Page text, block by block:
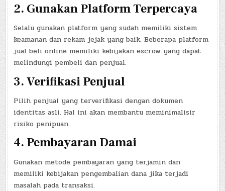
2. Gunakan Platform Terpercaya
Selalu gunakan platform yang sudah memiliki sistem
keamanan dan rekam jejak yang baik. Beberapa platform
jual beli online memiliki kebijakan escrow yang dapat
melindungi pembeli dan penjual.
3. Verifikasi Penjual
Pilih penjual yang terverifikasi dengan dokumen
identitas asli. Hal ini akan membantu meminimalisir
risiko penipuan.
4. Pembayaran Damai
Gunakan metode pembayaran yang terjamin dan
memiliki kebijakan pengembalian dana jika terjadi
masalah pada transaksi.